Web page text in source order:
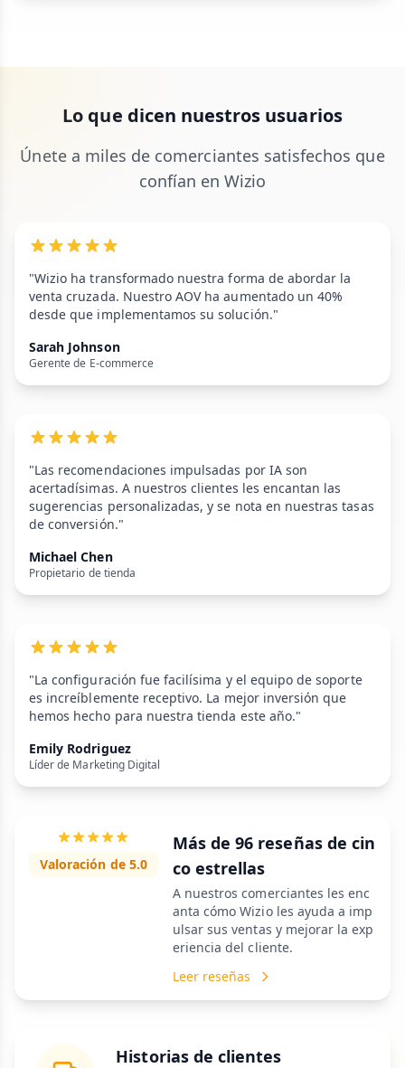
Lo que dicen nuestros usuarios
Únete a miles de comerciantes satisfechos que
confían en Wizio
"Wizio ha transformado nuestra forma de abordar la
venta cruzada. Nuestro AOV ha aumentado un 40%
desde que implementamos su solución."
Sarah Johnson
Gerente de E-commerce
"Las recomendaciones impulsadas por IA son
acertadísimas. A nuestros clientes les encantan las
sugerencias personalizadas, y se nota en nuestras tasas
de conversión."
Michael Chen
Propietario de tienda
"La configuración fue facilísima y el equipo de soporte
es increíblemente receptivo. La mejor inversión que
hemos hecho para nuestra tienda este año."
Emily Rodriguez
Líder de Marketing Digital
Valoración de 5.0
Más de 96 reseñas de cin
co estrellas
A nuestros comerciantes les enc
anta cómo Wizio les ayuda a imp
ulsar sus ventas y mejorar la exp
eriencia del cliente.
Leer reseñas
Historias de clientes